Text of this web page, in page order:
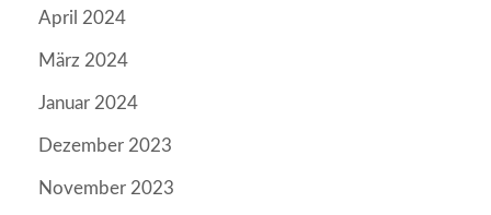
April 2024
März 2024
Januar 2024
Dezember 2023
November 2023